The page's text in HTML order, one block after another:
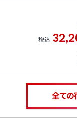
税込
全ての